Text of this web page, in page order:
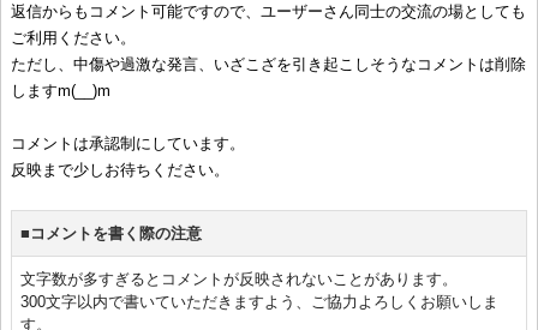
返信からもコメント可能ですので、ユーザーさん同士の交流の場としても
ご利用ください。
ただし、中傷や過激な発言、いざこざを引き起こしそうなコメントは削除
しますm(__)m
コメントは承認制にしています。
反映まで少しお待ちください。
■コメントを書く際の注意
文字数が多すぎるとコメントが反映されないことがあります。
300文字以内で書いていただきますよう、ご協力よろしくお願いしま
す。